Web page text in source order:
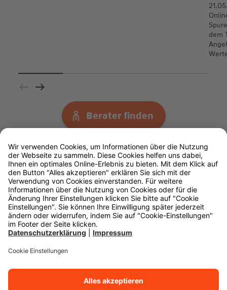
Berater finden
dem
Impressum
Datenschutz
Rechtliche Hinweise
Cookie-Einstellungen